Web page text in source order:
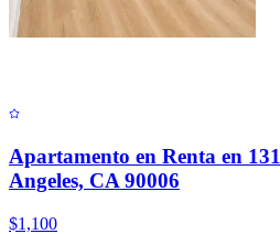
Apartamento en Renta en
Angeles, CA 90006
$1,100